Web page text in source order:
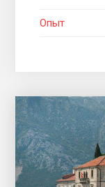
Опыт